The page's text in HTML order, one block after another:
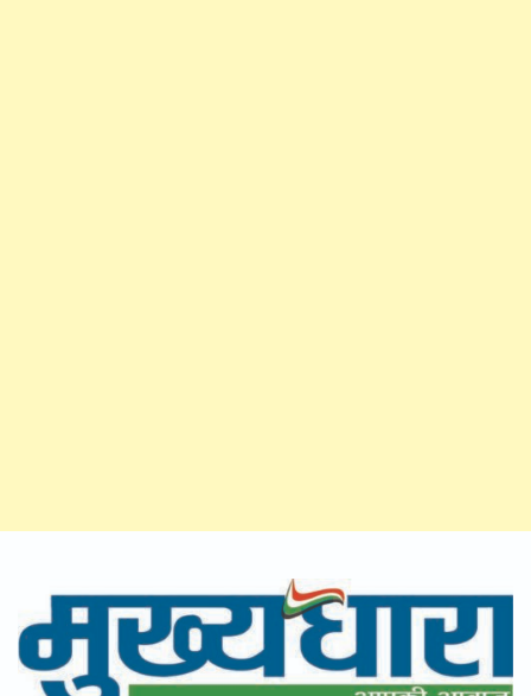
content